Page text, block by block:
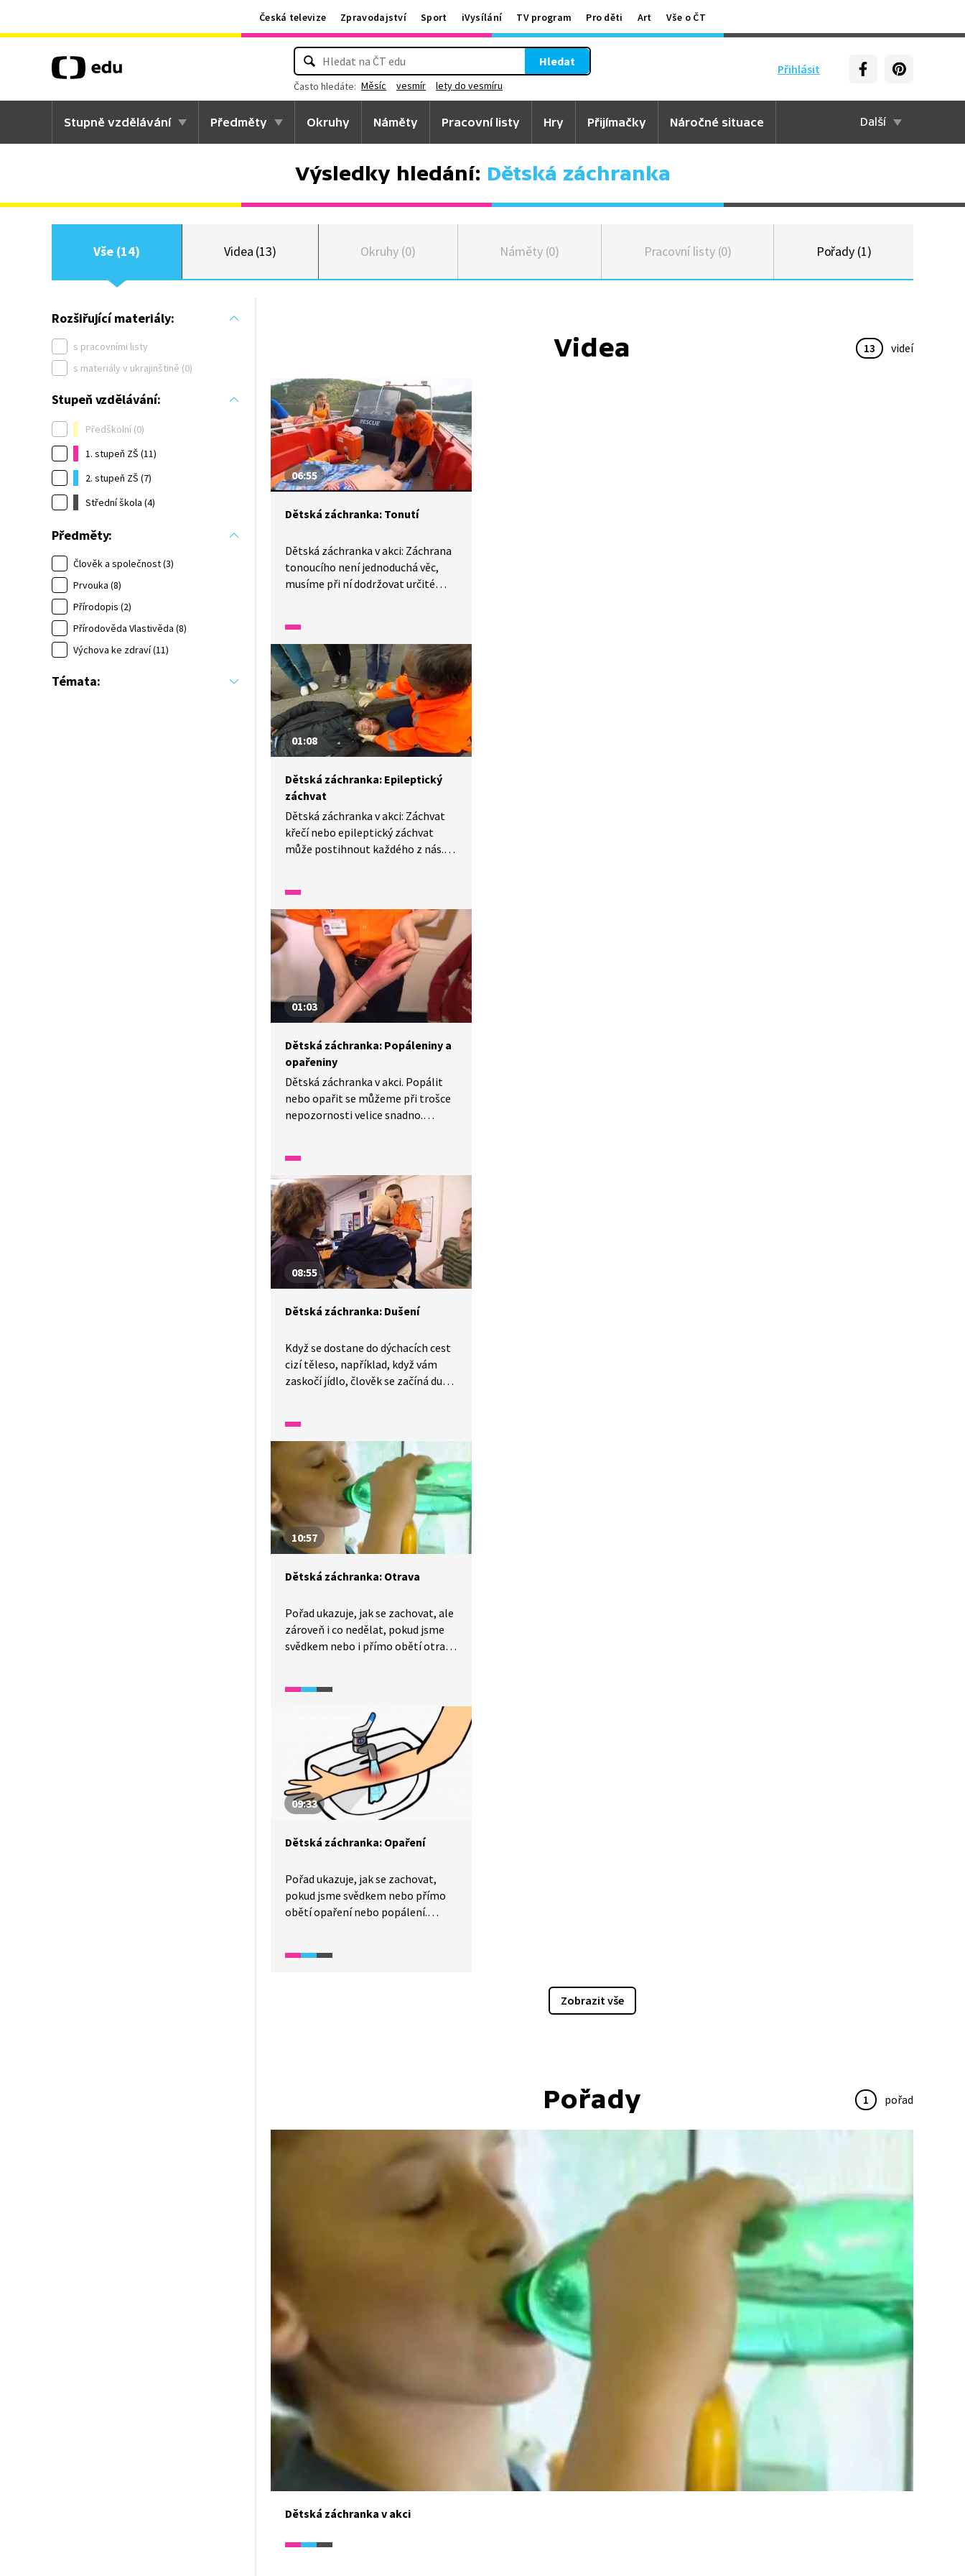
Česká televize Zpravodajství Sport iVysílání TV program Pro děti Art Vše o ČT
Přihlásit
Hledat
Často hledáte: Měsíc vesmír lety do vesmíru
Stupně vzdělávání Předměty Okruhy Náměty Pracovní listy Hry Přijímačky Náročné situace Další
Výsledky hledání: Dětská záchranka
Vše (14) Videa (13) Okruhy (0) Náměty (0) Pracovní listy (0) Pořady (1)
Rozšiřující materiály:
s pracovními listy
s materiály v ukrajinštině (0)
Stupeň vzdělávání:
Předškolní (0)
1. stupeň ZŠ (11)
2. stupeň ZŠ (7)
Střední škola (4)
Předměty:
Člověk a společnost (3)
Prvouka (8)
Přírodopis (2)
Přírodověda Vlastivěda (8)
Výchova ke zdraví (11)
Témata:
Videa 13 videí
06:55
Dětská záchranka: Tonutí
Dětská záchranka v akci: Záchrana
tonoucího není jednoduchá věc,
musíme při ní dodržovat určité
Připomeňme si je s dětmi
a skutečnými záchranáři.
01:08
Dětská záchranka: Epileptický
záchvat
Dětská záchranka v akci: Záchvat
křečí nebo epileptický záchvat
může postihnout každého z nás.
pomoci si zopakujeme s dětmi.
01:03
Dětská záchranka: Popáleniny a
opařeniny
Dětská záchranka v akci. Popálit
nebo opařit se můžeme při trošce
nepozornosti velice snadno.
A co dělat? Poradí nám záchranáři.
08:55
Dětská záchranka: Dušení
Když se dostane do dýchacích cest
cizí těleso, například, když vám
zaskočí jídlo, člověk se začíná dusit.
pomoc.
10:57
Dětská záchranka: Otrava
Pořad ukazuje, jak se zachovat, ale
zároveň i co nedělat, pokud jsme
svědkem nebo i přímo obětí otravy.
plynem či jinou formou (houby,
09:33
Dětská záchranka: Opaření
Pořad ukazuje, jak se zachovat,
pokud jsme svědkem nebo přímo
obětí opaření nebo popálení.
zachovat při ošetřování těchto
Zobrazit vše
Pořady 1 pořad
Dětská záchranka v akci